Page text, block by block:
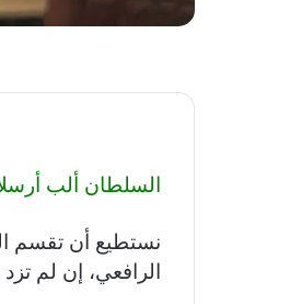
السلطان ألب
نستطيع أن تقسم
الرافعي، إن لم